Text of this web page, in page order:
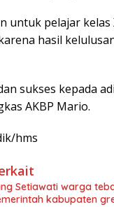
untuk pelajar
hasil
sukses kepada
AKBP Mario.
hms
Setiawati warga
kabupaten